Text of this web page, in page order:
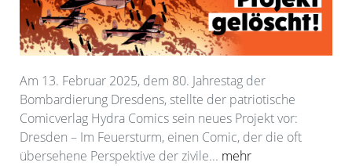
Am 13. Februar 2025, dem 80. Jahrestag der
Bombardierung Dresdens, stellte der patriotische
Comicverlag Hydra Comics sein neues Projekt vor:
Dresden – Im Feuersturm, einen Comic, der die oft
übersehene Perspektive der zivile... mehr